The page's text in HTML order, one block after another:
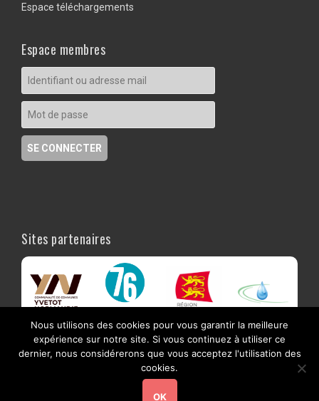
Espace téléchargements
Espace membres
Sites partenaires
Nous utilisons des cookies pour vous garantir la meilleure
expérience sur notre site. Si vous continuez à utiliser ce
dernier, nous considérerons que vous acceptez l'utilisation des
cookies.
OK